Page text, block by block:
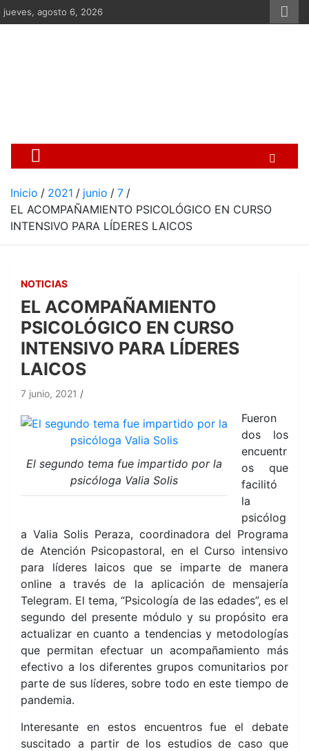
Saltar
al
jueves, agosto 6, 2026
Inicio 2021 junio
7
EL ACOMPAÑAMIENTO PSICOLÓGICO EN CURSO
INTENSIVO PARA LÍDERES LAICOS
NOTICIAS
EL ACOMPAÑAMIENTO
PSICOLÓGICO EN CURSO
INTENSIVO PARA LÍDERES
LAICOS
7 junio, 2021
El segundo tema fue impartido por la
psicóloga Valia Solis
Fueron
dos los
encuentr
os que
facilitó
la
psicólog
a Valia Solis Peraza, coordinadora del Programa
de Atención Psicopastoral, en el Curso intensivo
para líderes laicos que se imparte de manera
online a través de la aplicación de mensajería
Telegram. El tema, “Psicología de las edades”, es el
segundo del presente módulo y su propósito era
actualizar en cuanto a tendencias y metodologías
que permitan efectuar un acompañamiento más
efectivo a los diferentes grupos comunitarios por
parte de sus líderes, sobre todo en este tiempo de
pandemia.
Interesante en estos encuentros fue el debate
suscitado a partir de los estudios de caso que